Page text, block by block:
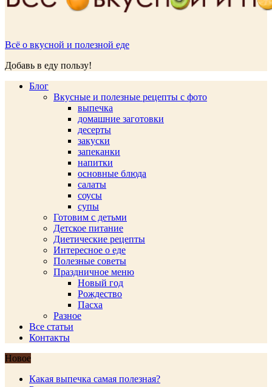
Всё о вкусной и полезной еде
Добавь в еду пользу!
Блог
Вкусные и полезные рецепты с фото
выпечка
домашние заготовки
десерты
закуски
запеканки
напитки
основные блюда
салаты
соусы
супы
Готовим с детьми
Детское питание
Диетические рецепты
Интересное о еде
Полезные советы
Праздничное меню
Новый год
Рождество
Пасха
Разное
Все статьи
Контакты
Новое
Какая выпечка самая полезная?